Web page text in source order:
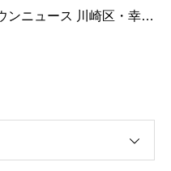
ンニュース 川崎区・幸…